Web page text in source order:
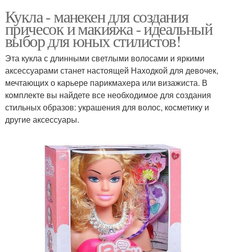
Кукла - манекен для создания
причесок и макияжа - идеальный
выбор для юных стилистов!
Эта кукла с длинными светлыми волосами и яркими
аксессуарами станет настоящей Находкой для девочек,
мечтающих о карьере парикмахера или визажиста. В
комплекте вы найдете все необходимое для создания
стильных образов: украшения для волос, косметику и
другие аксессуары.